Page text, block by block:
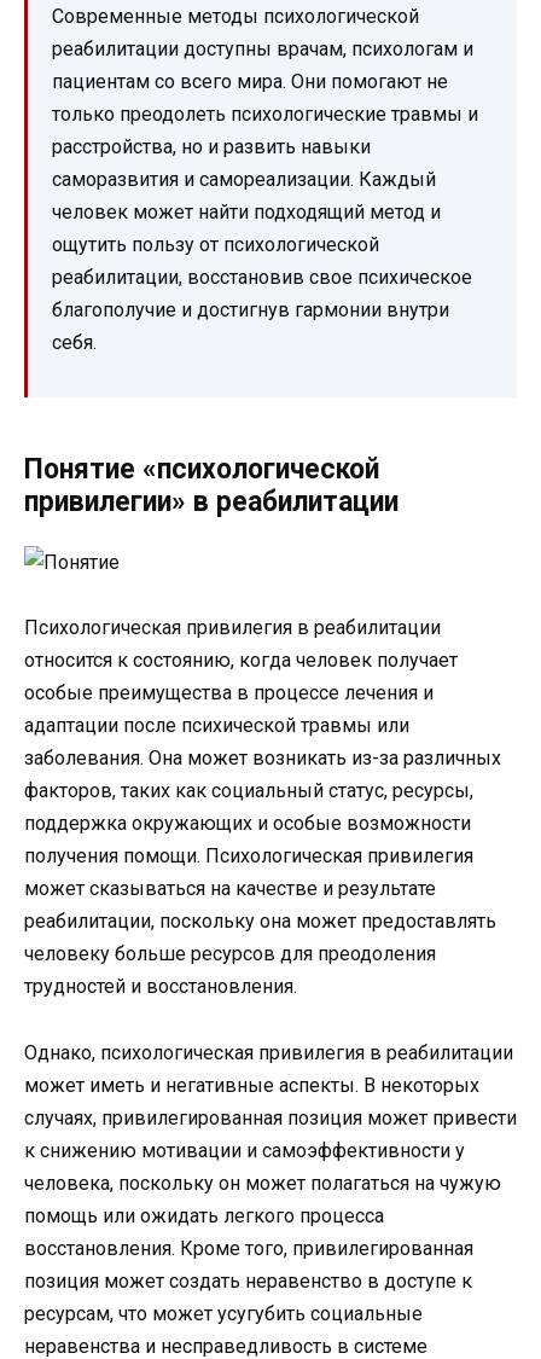
Современные методы психологической
реабилитации доступны врачам, психологам и
пациентам со всего мира. Они помогают не
только преодолеть психологические травмы и
расстройства, но и развить навыки
саморазвития и самореализации. Каждый
человек может найти подходящий метод и
ощутить пользу от психологической
реабилитации, восстановив свое психическое
благополучие и достигнув гармонии внутри
себя.
Понятие «психологической
привилегии» в реабилитации
Психологическая привилегия в реабилитации
относится к состоянию, когда человек получает
особые преимущества в процессе лечения и
адаптации после психической травмы или
заболевания. Она может возникать из-за различных
факторов, таких как социальный статус, ресурсы,
поддержка окружающих и особые возможности
получения помощи. Психологическая привилегия
может сказываться на качестве и результате
реабилитации, поскольку она может предоставлять
человеку больше ресурсов для преодоления
трудностей и восстановления.
Однако, психологическая привилегия в реабилитации
может иметь и негативные аспекты. В некоторых
случаях, привилегированная позиция может привести
к снижению мотивации и самоэффективности у
человека, поскольку он может полагаться на чужую
помощь или ожидать легкого процесса
восстановления. Кроме того, привилегированная
позиция может создать неравенство в доступе к
ресурсам, что может усугубить социальные
неравенства и несправедливость в системе